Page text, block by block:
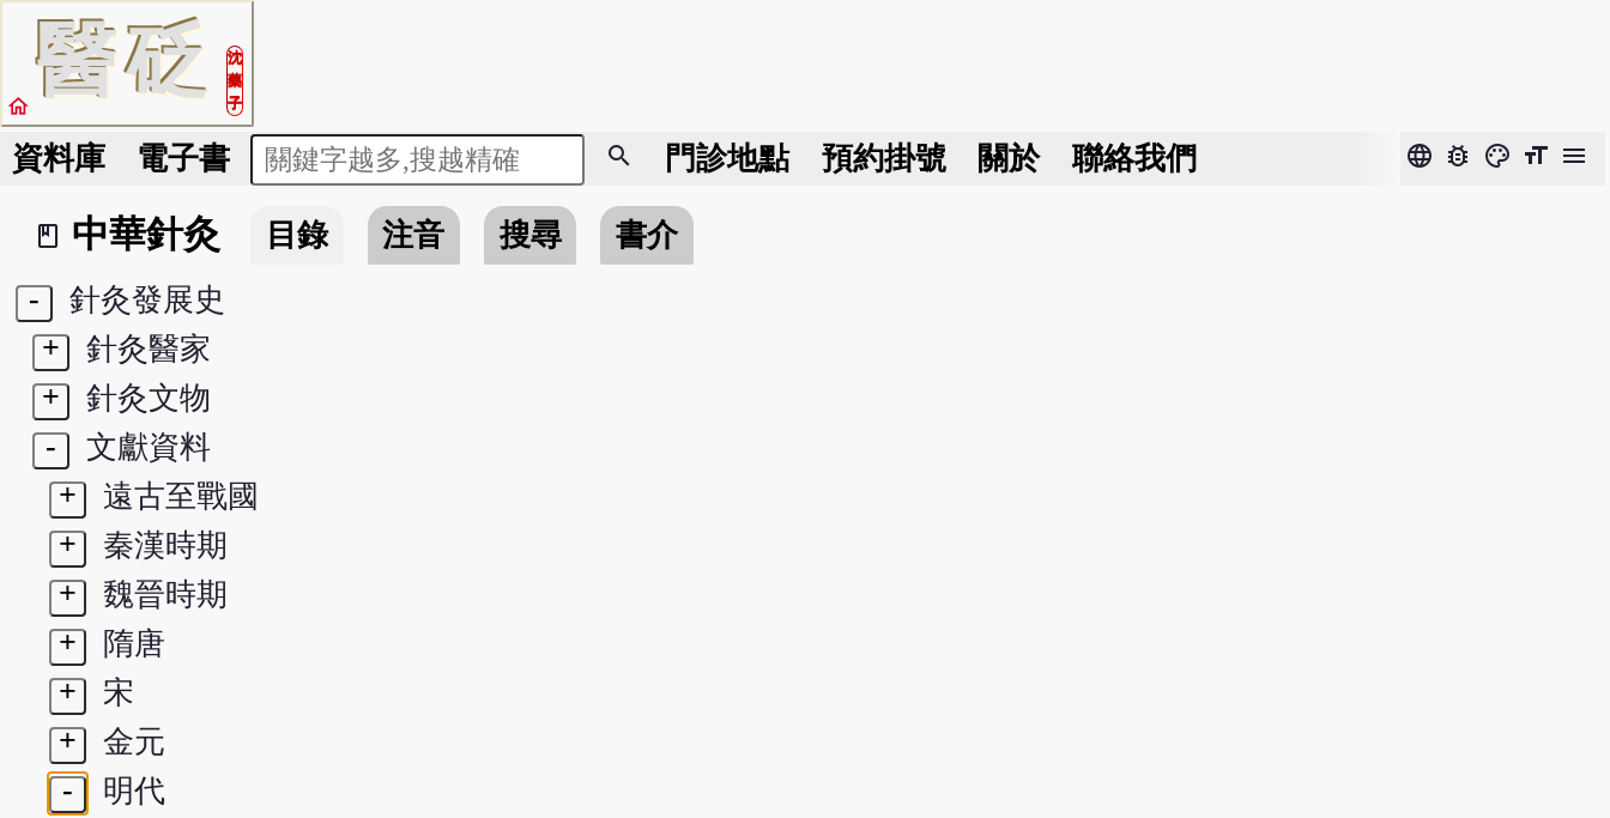
醫砭
沈
藥
子
home
資料庫 電子書 search 門診地點 預約掛號 關於 聯絡我們 language bug_report color_lens format_size menu
book_2
中華針灸 目錄 注音 搜尋
書介
-
針灸發展史
+
針灸醫家
+
針灸文物
-
文獻資料
+
遠古至戰國
+
秦漢時期
+
魏晉時期
+
隋唐
+
宋
+
金元
-
明代